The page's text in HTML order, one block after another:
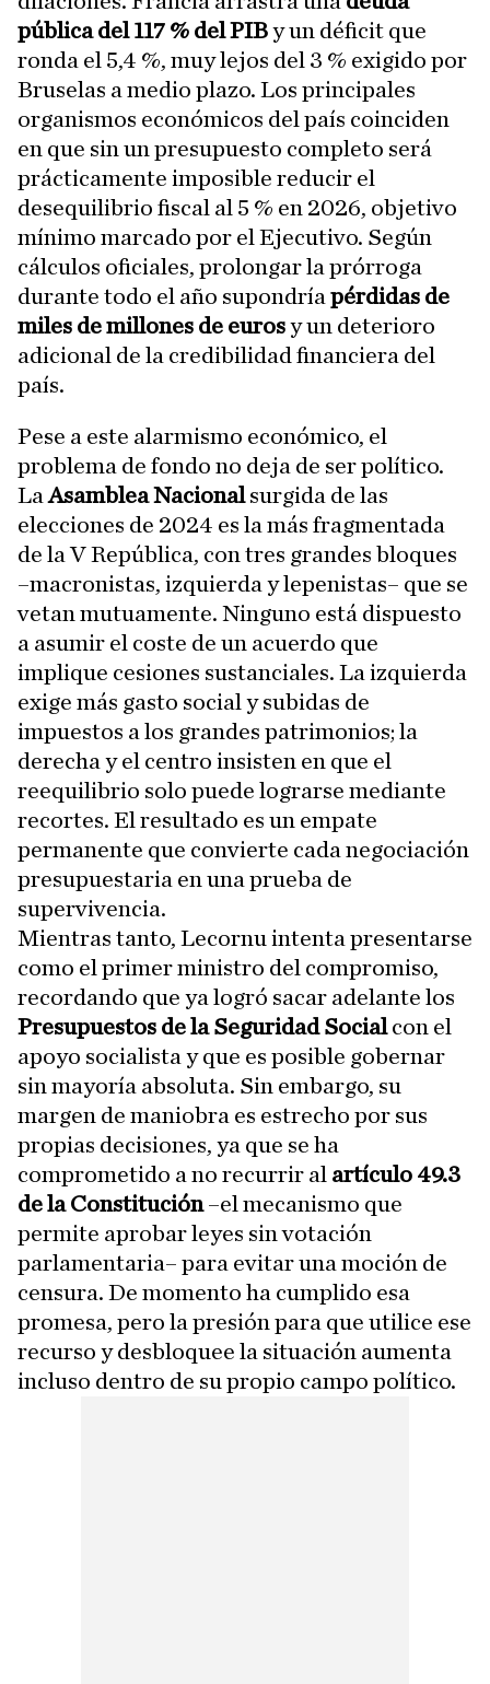
pública del 117 % del PIBy un déficit que
ronda el 5,4 %, muy lejos del 3 % exigido por
Bruselas a medio plazo. Los principales
organismos económicos del país coinciden
en que sin un presupuesto completo será
prácticamente imposible reducir el
desequilibrio fiscal al 5 % en 2026, objetivo
mínimo marcado por el Ejecutivo. Según
cálculos oficiales, prolongar la prórroga
durante todo el año supondría pérdidas de
miles de millones de eurosy un deterioro
adicional de la credibilidad financiera del
país.
Pese a este alarmismo económico, el
problema de fondo no deja de ser político.
LaAsamblea Nacionalsurgida de las
elecciones de 2024 es la más fragmentada
de la V República, con tres grandes bloques
–macronistas, izquierda y lepenistas– que se
vetan mutuamente. Ninguno está dispuesto
a asumir el coste de un acuerdo que
implique cesiones sustanciales. La izquierda
exige más gasto social y subidas de
impuestos a los grandes patrimonios; la
derecha y el centro insisten en que el
reequilibrio solo puede lograrse mediante
recortes. El resultado es un empate
permanente que convierte cada negociación
presupuestaria en una prueba de
supervivencia.
Mientras tanto, Lecornu intenta presentarse
como el primer ministro del compromiso,
recordando que ya logró sacar adelante los
Presupuestos de la Seguridad Socialcon el
apoyo socialista y que es posible gobernar
sin mayoría absoluta. Sin embargo, su
margen de maniobra es estrecho por sus
propias decisiones, ya que se ha
comprometido a no recurrir al artículo 49.3
de la Constitución–el mecanismo que
permite aprobar leyes sin votación
parlamentaria– para evitar una moción de
censura. De momento ha cumplido esa
promesa, pero la presión para que utilice ese
recurso y desbloquee la situación aumenta
incluso dentro de su propio campo político.